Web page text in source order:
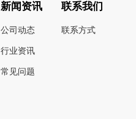
新闻资讯
公司动态
行业资讯
常见问题
联系我们
联系方式